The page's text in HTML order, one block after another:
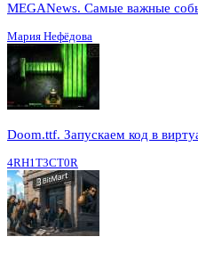
MEGANews. Cамые важные
Мария Нефёдова
Doom.ttf. Запускаем код в
4RH1T3CT0R